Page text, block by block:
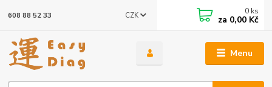
Menu
CZK
608 88 52 33 0 ks
za 0,00 Kč